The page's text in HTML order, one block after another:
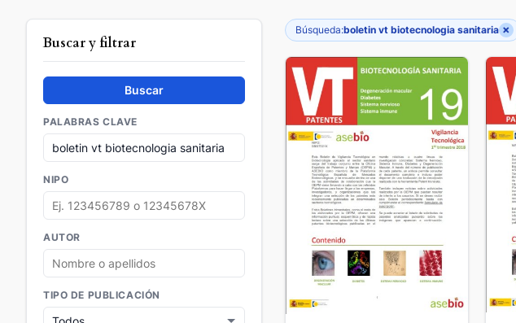
Buscar y filtrar
Buscar
PALABRAS CLAVE
NIPO
AUTOR
TIPO DE PUBLICACIÓN
Búsqueda:boletin vt biotecnologia sanitaria ×